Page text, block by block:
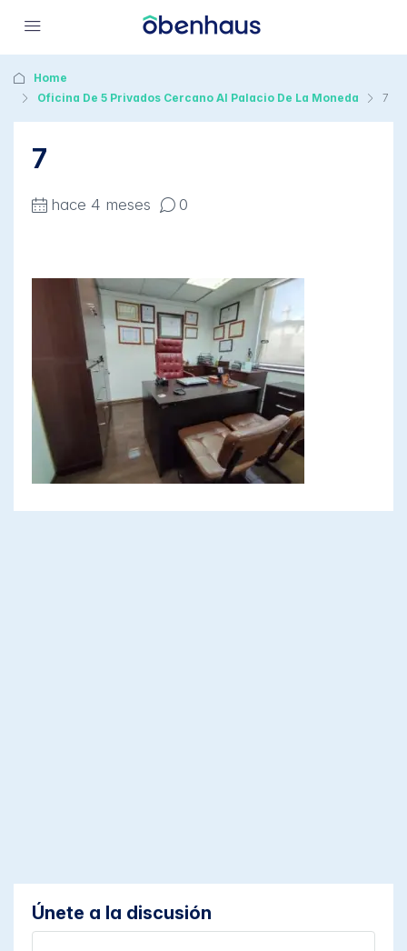
Home
Oficina De 5 Privados Cercano Al Palacio De La Moneda
7
7
hace 4 meses 0
Únete a la discusión